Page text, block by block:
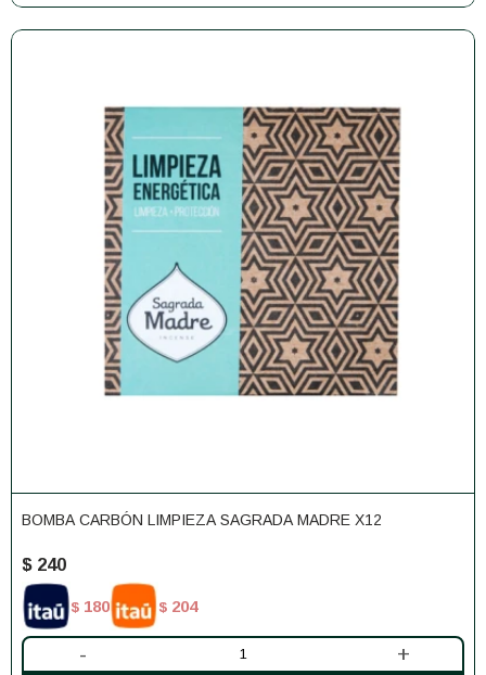
BOMBA CARBÓN LIMPIEZA SAGRADA MADRE X12
$ 240
$ 180 $ 204
- +